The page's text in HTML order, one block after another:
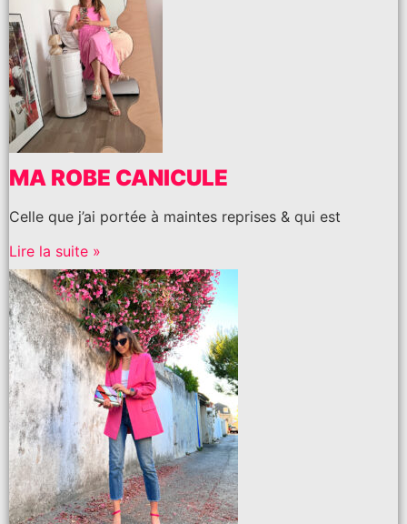
MA ROBE CANICULE
Celle que j’ai portée à maintes reprises & qui est
Lire la suite »